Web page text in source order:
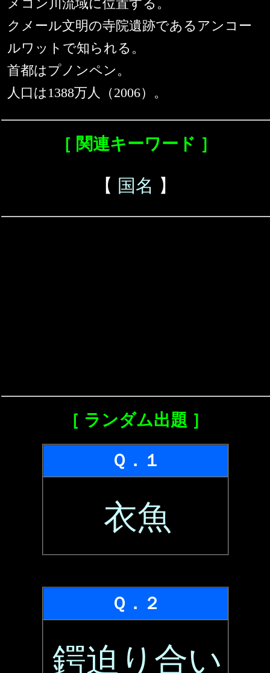
メコン川流域に位置する。
クメール文明の寺院遺跡であるアンコー
ルワットで知られる。
首都はプノンペン。
人口は1388万人（2006）。
［ 関連キーワード ］
【 国名 】
［ ランダム出題 ］
Ｑ．１
衣魚
Ｑ．２
鍔迫り合い